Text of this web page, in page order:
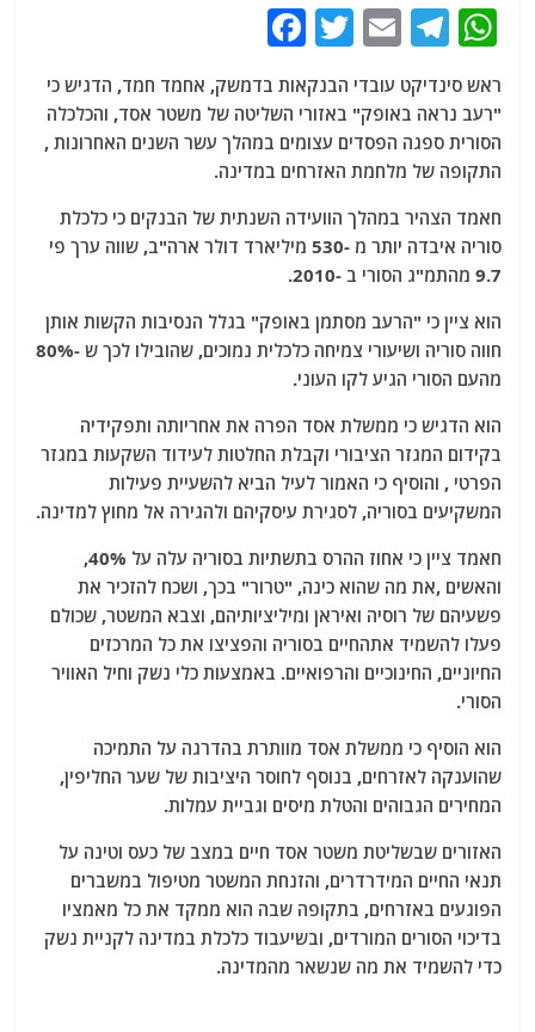
W
at
s
A
p
p
T
e
g
ra
m
E
ai
l
T
itt
er
c
e
b
o
o
ראש סינדיקט עובדי הבנקאות בדמשק, אחמד חמד, הדגיש כי
"רעב נראה באופק" באזורי השליטה של ​​משטר אסד, והכלכלה
הסורית ספגה הפסדים עצומים במהלך עשר השנים האחרונות ,
התקופה של מלחמת האזרחים במדינה.
חאמד הצהיר במהלך הוועידה השנתית של הבנקים כי כלכלת
סוריה איבדה יותר מ -530 מיליארד דולר ארה"ב, שווה ערך פי
9.7 מהתמ"ג הסורי ב -2010.
הוא ציין כי "הרעב מסתמן באופק" בגלל הנסיבות הקשות אותן
חווה סוריה ושיעורי צמיחה כלכלית נמוכים, שהובילו לכך ש -80%
מהעם הסורי הגיע לקו העוני.
הוא הדגיש כי ממשלת אסד הפרה את אחריותה ותפקידיה
בקידום המגזר הציבורי וקבלת החלטות לעידוד השקעות במגזר
הפרטי , והוסיף כי האמור לעיל הביא להשעיית פעילות
המשקיעים בסוריה, לסגירת עיסקיהם ולהגירה אל מחוץ למדינה.
חאמד ציין כי אחוז ההרס בתשתיות בסוריה עלה על 40%,
והאשים ,את מה שהוא כינה, "טרור" בכך, ושכח להזכיר את
פשעיהם של רוסיה ואיראן ומיליציותיהם, וצבא המשטר, שכולם
פעלו להשמיד אתהחיים בסוריה והפציצו את כל המרכזים
החיוניים, החינוכיים והרפואיים. באמצעות כלי נשק וחיל האוויר
הסורי.
הוא הוסיף כי ממשלת אסד מוותרת בהדרגה על התמיכה
שהוענקה לאזרחים, בנוסף לחוסר היציבות של שער החליפין,
המחירים הגבוהים והטלת מיסים וגביית עמלות.
האזורים שבשליטת משטר אסד חיים במצב של כעס וטינה על
תנאי החיים המידרדרים, והזנחת המשטר מטיפול במשברים
הפוגעים באזרחים, בתקופה שבה הוא ממקד את כל מאמציו
בדיכוי הסורים המורדים, ובשיעבוד כלכלת במדינה לקניית נשק
כדי להשמיד את מה שנשאר מהמדינה.